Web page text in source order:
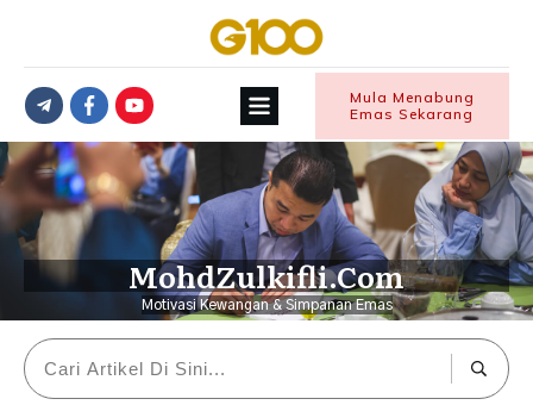
Mula Menabung
Emas Sekarang
MohdZulkifli.Com
Motivasi Kewangan & Simpanan Emas